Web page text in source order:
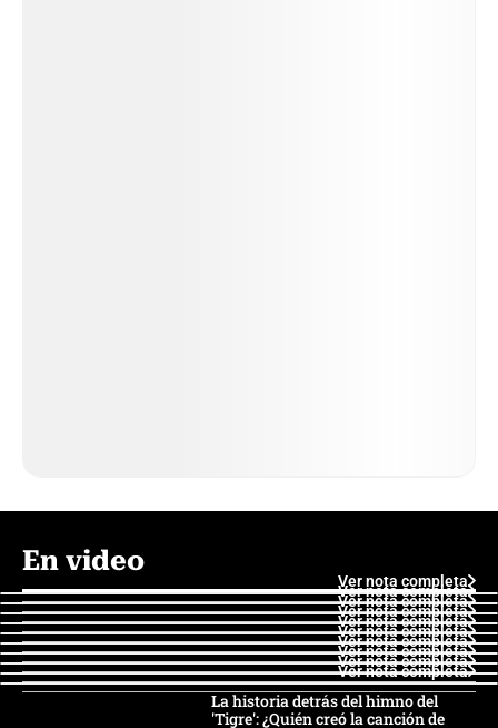
En video
Ver nota completa
Ver nota completa
Ver nota completa
Ver nota completa
Ver nota completa
Ver nota completa
Ver nota completa
Ver nota completa
Ver nota completa
Ver nota completa
La historia detrás del himno del
'Tigre': ¿Quién creó la canción de